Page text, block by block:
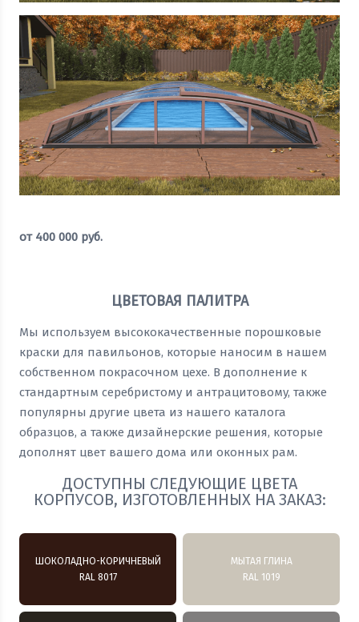
от 400 000 руб.
ЦВЕТОВАЯ ПАЛИТРА
Мы используем высококачественные порошковые
краски для павильонов, которые наносим в нашем
собственном покрасочном цехе. В дополнение к
стандартным серебристому и антрацитовому, также
популярны другие цвета из нашего каталога
образцов, а также дизайнерские решения, которые
дополнят цвет вашего дома или оконных рам.
ДОСТУПНЫ СЛЕДУЮЩИЕ ЦВЕТА
КОРПУСОВ, ИЗГОТОВЛЕННЫХ НА ЗАКАЗ:
ШОКОЛАДНО-КОРИЧНЕВЫЙ
RAL 8017
МЫТАЯ ГЛИНА
RAL 1019